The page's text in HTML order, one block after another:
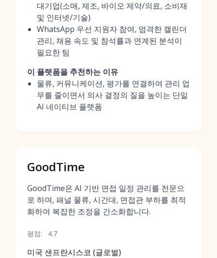
대기업(소매, 제조, 바이오 제약/의료, 소비재
및 인터넷/기술)
WhatsApp 우선 지원자 참여, 엄격한 캘린더
관리, 채용 속도 및 참석률과 연계된 분석이
필요한 팀
이 플랫폼을 추천하는 이유
물류, 커뮤니케이션, 평가를 연결하여 관리 업
무를 줄이면서 의사 결정의 질을 높이는 단일
AI 네이티브 플랫폼
GoodTime
GoodTime은 AI 기반 면접 일정 관리를 전문으
로 하며, 패널 물류, 시간대, 면접관 부하를 최적
화하여 복잡한 조정을 간소화합니다.
평점: 4.7
미국 샌프란시스코 (글로벌)